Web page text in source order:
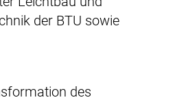
der BTU sowie
des